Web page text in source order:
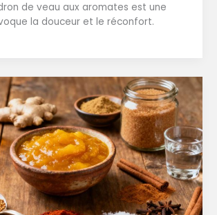
de veau aux aromates est une
la douceur et le réconfort.